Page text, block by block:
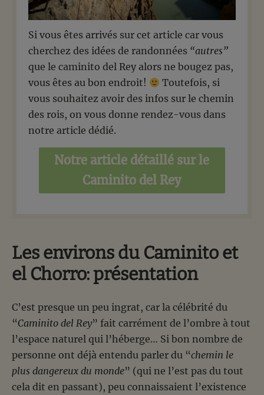
Si vous êtes arrivés sur cet article car vous
cherchez des idées de randonnées “autres”
que le caminito del Rey alors ne bougez pas,
vous êtes au bon endroit!
Toutefois, si
vous souhaitez avoir des infos sur le chemin
des rois, on vous donne rendez-vous dans
notre article dédié.
Notre article détaillé sur le
Caminito del Rey
Les environs du Caminito et
el Chorro: présentation
C’est presque un peu ingrat, car la célébrité du
“Caminito del Rey” fait carrément de l’ombre à tout
l’espace naturel qui l’héberge… Si bon nombre de
personne ont déjà entendu parler du “chemin le
plus dangereux du monde” (qui ne l’est pas du tout
cela dit en passant), peu connaissaient l’existence